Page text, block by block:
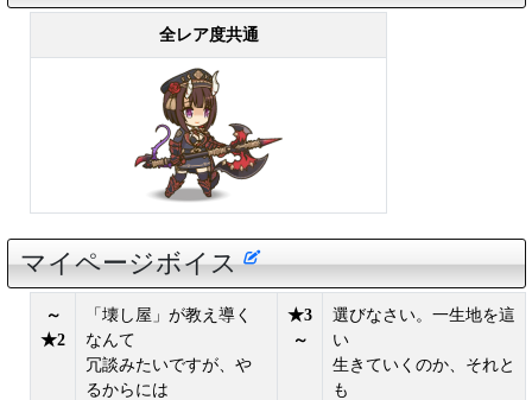
全レア度共通
マイページボイス
～
★2
「壊し屋」が教え導く
なんて
冗談みたいですが、や
るからには
★3
～
選びなさい。一生地を這
い
生きていくのか、それと
も